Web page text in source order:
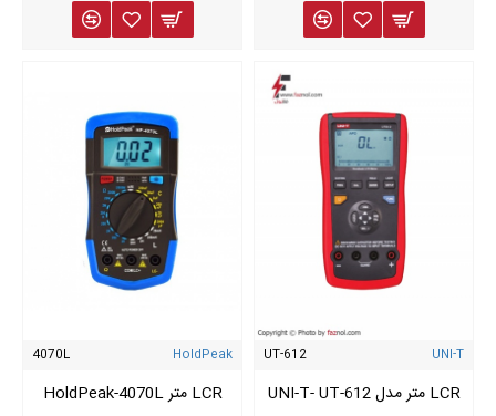
اشتباهات رایج هنگام خرید LCR متر
انتخاب مدل با فرکانس تست محدود
نادیده گرفتن Auto Range و Auto Measurement
عدم توجه به پارامترهای Q، D و Z
خرید مدل ساده برای کاربردهای صنعتی
UNI-T
UT-612
LCR متر مدل UNI-T- UT-612
HoldPeak
4070L
LCR متر HoldPeak-4070L